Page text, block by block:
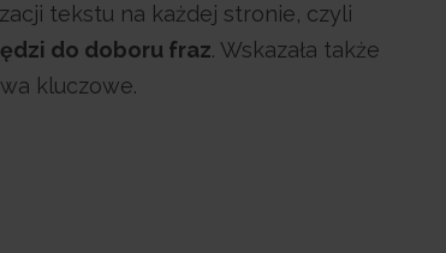
tekstu na każdej stronie, czyli
do doboru fraz. Wskazała także
kluczowe.